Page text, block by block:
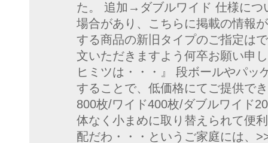
た。 追加→ダブルワイド 仕様につ
場合があり、こちらに掲載の情報
する商品の新旧タイプのご指定は
文いただきますよう何卒お願い申
ヒミツは・・・』 段ボールやパッ
することで、低価格にてご提供で
800枚/ワイド400枚/ダブルワイド
体なく小まめに取り替えられて便
配だわ・・・というご家庭には、